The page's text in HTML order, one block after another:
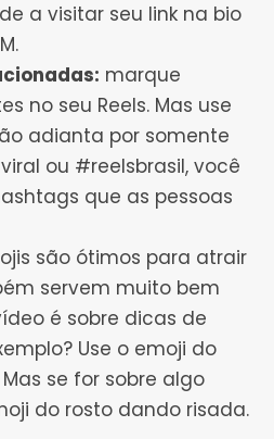
a visitar seu link na bio
marque
no seu Reels. Mas use
adianta por somente
ou #reelsbrasil, você
que as pessoas
são ótimos para atrair
servem muito bem
é sobre dicas de
Use o emoji do
se for sobre algo
do rosto dando risada.